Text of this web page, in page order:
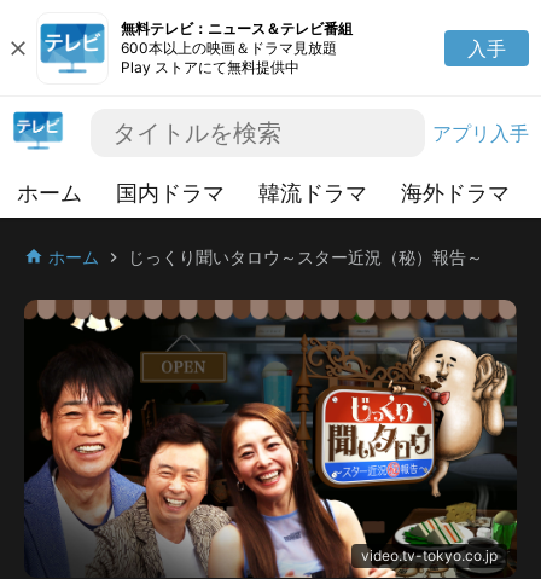
close
無料テレビ：ニュース＆テレビ番組
600本以上の映画＆ドラマ見放題
Play ストアにて無料提供中
入手
アプリ入手
ホーム 国内ドラマ 韓流ドラマ 海外ドラマ
home ホーム chevron_right じっくり聞いタロウ～スター近況（秘）報告～
video.tv-tokyo.co.jp